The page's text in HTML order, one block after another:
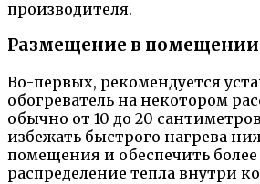
производителя.
Размещение в помещении
Во-первых, рекомендуется
обогреватель на некотором
обычно от 10 до 20
избежать быстрого нагрева
помещения и обеспечить
распределение тепла внутри